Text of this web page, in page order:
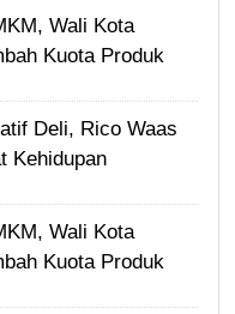
Wali Kota
Kuota Produk
Deli, Rico Waas
Kehidupan
Wali Kota
Kuota Produk